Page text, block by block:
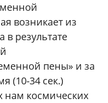
возникает из
результате
пены» и за
(10-34 сек.)
нам космических